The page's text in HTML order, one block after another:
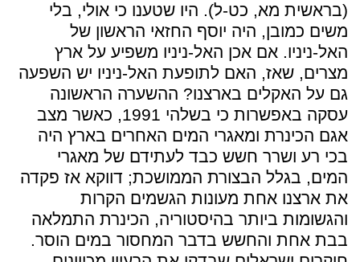
(בראשית מא, כט-ל). היו שטענו כי אולי, בלי
משים כמובן, היה יוסף החזאי הראשון של
האל-ניניו. אם אכן האל-ניניו משפיע על ארץ
מצרים, שאז, האם לתופעת האל-ניניו יש השפעה
גם על האקלים בארצנו? ההשערה הראשונה
עסקה באפשרות כי בשלהי 1991, כאשר מצב
אגם הכינרת ומאגרי המים האחרים בארץ היה
בכי רע ושרר חשש כבד לעתידם של מאגרי
המים, בגלל הבצורת הממושכת; דווקא אז פקדה
את ארצנו אחת מעונות הגשמים הקרות
והגשומות ביותר בהיסטוריה, הכינרת התמלאה
בבת אחת והחשש בדבר המחסור במים הוסר.